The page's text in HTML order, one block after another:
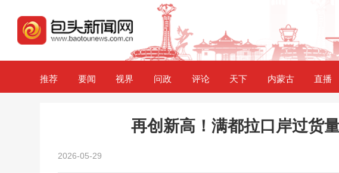
推荐 要闻 视界 问政 评论 天下 内蒙古 直播
再创新高！满都拉口岸过货
2026-05-29